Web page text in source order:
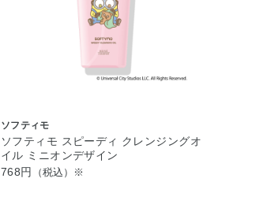
ソフティモ
ソフティモ スピーディ クレンジングオ
イル ミニオンデザイン
768円
（税込）※